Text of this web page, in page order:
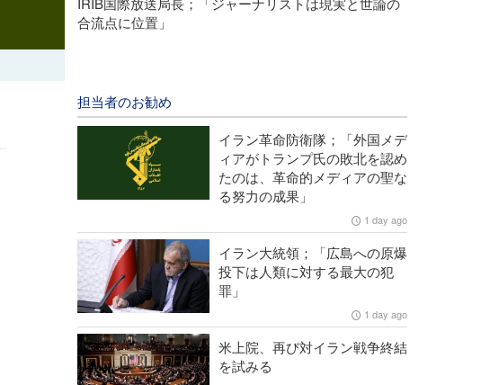
合流点に位置」
担当者のお勧め
イラン革命防衛隊；「外国メデ
ィアがトランプ氏の敗北を認め
たのは、革命的メディアの聖な
る努力の成果」
1 day ago
イラン大統領；「広島への原爆
投下は人類に対する最大の犯
罪」
1 day ago
米上院、再び対イラン戦争終結
を試みる